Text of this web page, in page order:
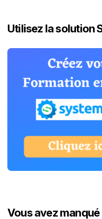
Utilisez la solution
Vous avez manqué